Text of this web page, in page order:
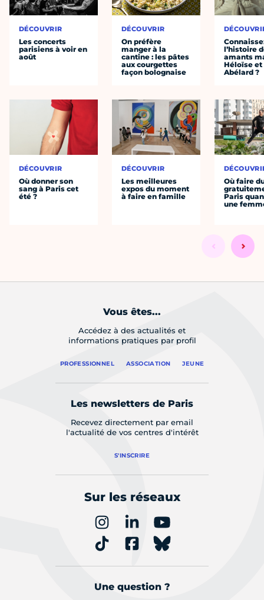
DÉCOUVRIR
Les concerts
parisiens à voir en
août
DÉCOUVRIR
Où donner son
sang à Paris cet
été ?
DÉCOUVRIR
On préfère
manger à la
cantine : les pâtes
aux courgettes
façon bolognaise
DÉCOUVRIR
Les meilleures
expos du moment
à faire en famille
l’histoire
amants
Héloïse et
Abélard ?
Où faire
Paris
une
Vous êtes...
Accédez à des actualités et
informations pratiques par profil
PROFESSIONNEL ASSOCIATION JEUNE
Les newsletters de Paris
Recevez directement par email
l'actualité de vos centres d'intérêt
S'INSCRIRE
Sur les réseaux
Une question ?